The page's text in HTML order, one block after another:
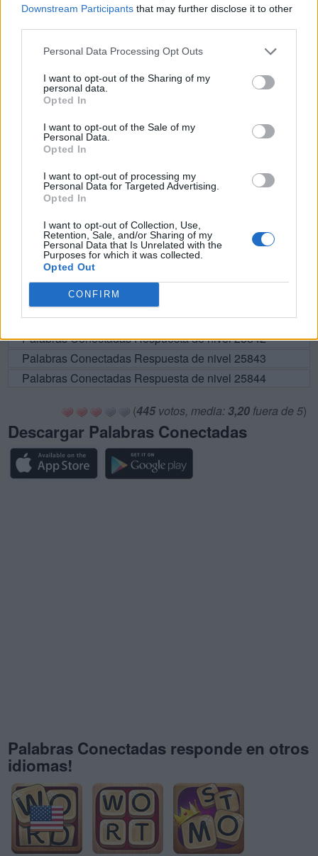
Downstream Participants that may further disclose it to other
Personal Data Processing Opt Outs
I want to opt-out of the Sharing of my
personal data.
Opted In
I want to opt-out of the Sale of my
Personal Data.
Opted In
I want to opt-out of processing my
Personal Data for Targeted Advertising.
Opted In
I want to opt-out of Collection, Use,
Retention, Sale, and/or Sharing of my
Personal Data that Is Unrelated with the
Purposes for which it was collected.
Opted Out
CONFIRM
O
D I
O
BUSCAR MÁS
Por favor seleccione los niveles:
Palabras Conectadas Respuesta de nivel 25834
Palabras Conectadas Respuesta de nivel 25835
Palabras Conectadas Respuesta de nivel 25836
Palabras Conectadas Respuesta de nivel 25837
Palabras Conectadas Respuesta de nivel 25838
Palabras Conectadas Respuesta de nivel 25839
Palabras Conectadas Respuesta de nivel 25840
Palabras Conectadas Respuesta de nivel 25841
Palabras Conectadas Respuesta de nivel 25842
Palabras Conectadas Respuesta de nivel 25843
Palabras Conectadas Respuesta de nivel 25844
(445votos, media: 3,20 fuera de 5)
Descargar Palabras Conectadas
Palabras Conectadas responde en otros
idiomas!